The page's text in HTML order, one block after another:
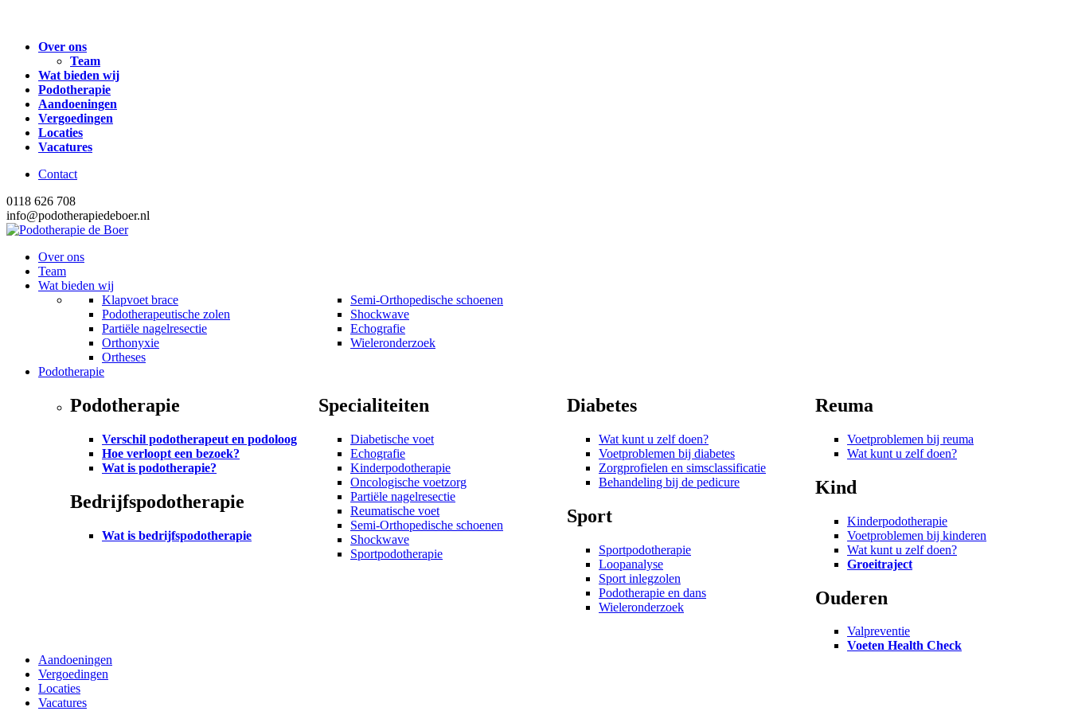
Over ons
Team
Wat bieden wij
Podotherapie
Aandoeningen
Vergoedingen
Locaties
Vacatures
Contact
0118 626 708
info@podotherapiedeboer.nl
Over ons
Team
Wat bieden wij
Klapvoet brace
Podotherapeutische zolen
Partiële nagelresectie
Orthonyxie
Ortheses
Semi-Orthopedische schoenen
Shockwave
Echografie
Wieleronderzoek
Podotherapie
Podotherapie
Verschil podotherapeut en podoloog
Hoe verloopt een bezoek?
Wat is podotherapie?
Bedrijfspodotherapie
Wat is bedrijfspodotherapie
Specialiteiten
Diabetische voet
Echografie
Kinderpodotherapie
Oncologische voetzorg
Partiële nagelresectie
Reumatische voet
Semi-Orthopedische schoenen
Shockwave
Sportpodotherapie
Diabetes
Wat kunt u zelf doen?
Voetproblemen bij diabetes
Zorgprofielen en simsclassificatie
Behandeling bij de pedicure
Sport
Sportpodotherapie
Loopanalyse
Sport inlegzolen
Podotherapie en dans
Wieleronderzoek
Reuma
Voetproblemen bij reuma
Wat kunt u zelf doen?
Kind
Kinderpodotherapie
Voetproblemen bij kinderen
Wat kunt u zelf doen?
Groeitraject
Ouderen
Valpreventie
Voeten Health Check
Aandoeningen
Vergoedingen
Locaties
Vacatures